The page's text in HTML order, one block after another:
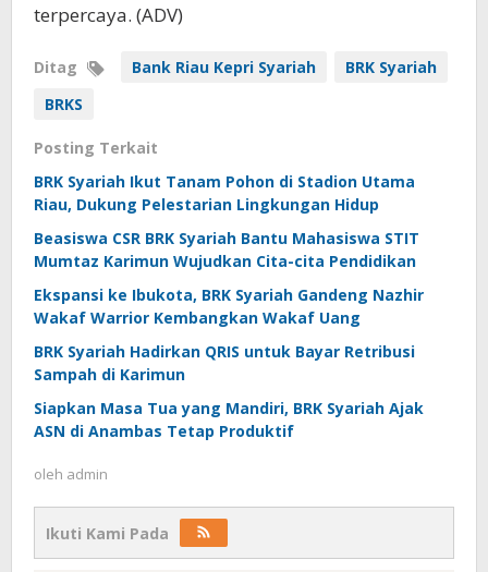
terpercaya. (ADV)
Ditag Bank Riau Kepri Syariah
BRK Syariah
BRKS
Posting Terkait
BRK Syariah Ikut Tanam Pohon di Stadion Utama
Riau, Dukung Pelestarian Lingkungan Hidup
Beasiswa CSR BRK Syariah Bantu Mahasiswa STIT
Mumtaz Karimun Wujudkan Cita-cita Pendidikan
Ekspansi ke Ibukota, BRK Syariah Gandeng Nazhir
Wakaf Warrior Kembangkan Wakaf Uang
BRK Syariah Hadirkan QRIS untuk Bayar Retribusi
Sampah di Karimun
Siapkan Masa Tua yang Mandiri, BRK Syariah Ajak
ASN di Anambas Tetap Produktif
oleh admin
Ikuti Kami Pada